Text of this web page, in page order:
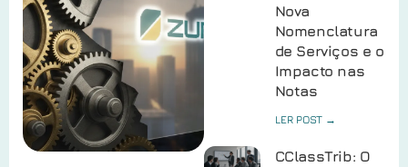
Nova
Nomenclatura
de Serviços e o
Impacto nas
Notas
LER POST →
CClassTrib: O